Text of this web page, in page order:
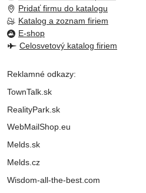
Pridať firmu do katalogu
Katalog a zoznam firiem
E-shop
Celosvetový katalog firiem
Reklamné odkazy:
TownTalk.sk
RealityPark.sk
WebMailShop.eu
Melds.sk
Melds.cz
Wisdom-all-the-best.com